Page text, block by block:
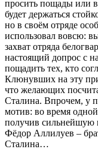
просить пощады или
будет держаться
но в своём отряде
использовал вовсю:
захват отряда
настоящий допрос с
пощадить тех, кто
Клюнувших на эту
что желающих
Сталина. Впрочем, у
мотив: во время
получив сильнейшую
Фёдор Аллилуев –
Сталина…